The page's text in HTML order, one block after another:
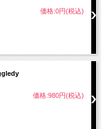
価格:0円(税込)
価格:980円(税込)